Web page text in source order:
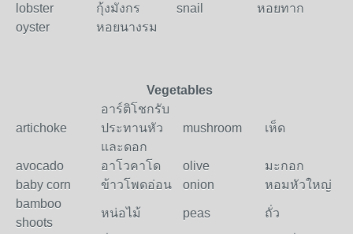
lobster
กุ้งมังกร snail
หอยทาก
oyster
หอยนางรม
Vegetables
artichoke
อาร์ติโชกรับ
ประทานหัว
และดอก
mushroom เห็ด
avocado อาโวคาโด olive
มะกอก
baby corn
ข้าวโพดอ่อน onion
หอมหัวใหญ่
bamboo
shoots
หน่อไม้ peas ถั่ว